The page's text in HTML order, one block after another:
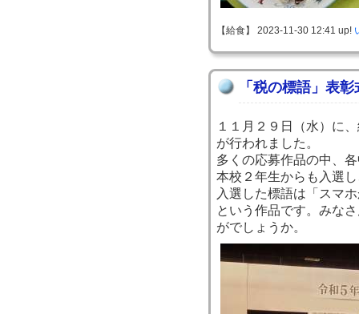
【給食】 2023-11-30 12:41 up!
「税の標語」表彰
１１月２９日（水）に
が行われました。
多くの応募作品の中、
本校２年生からも入選
入選した標語は「スマ
という作品です。みな
がでしょうか。